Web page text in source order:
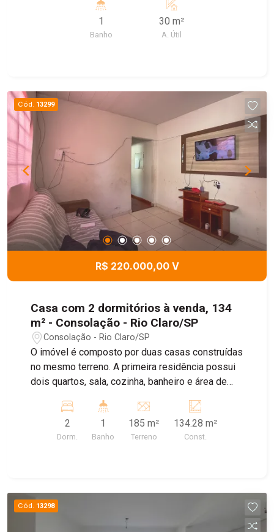
1
Banho
30 m²
A. Útil
Cód. 13299
R$ 220.000,00 V
Casa com 2 dormitórios à venda, 134
m² - Consolação - Rio Claro/SP
Consolação - Rio Claro/SP
O imóvel é composto por duas casas construídas
no mesmo terreno. A primeira residência possui
dois quartos, sala, cozinha, banheiro e área de
dormitório, sala, cozinha, banheiro e área de
serviço, oferecendo uma opção independente de
moradia no mesmo terreno.
2
Dorm.
1
Banho
185 m²
Terreno
134.28 m²
Const.
Cód. 13298